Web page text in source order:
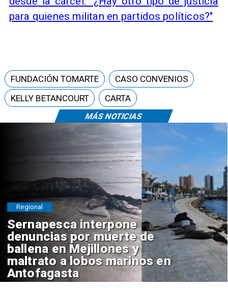
para quienes militan en partidos políticos?"
MÁS NOTICIAS
FUNDACIÓN TOMARTE
CASO CONVENIOS
KELLY BETANCOURT
CARTA
Sernapesca interpone
denuncias por muerte de
ballena en Mejillones y
maltrato a lobos marinos en
Antofagasta
Regional